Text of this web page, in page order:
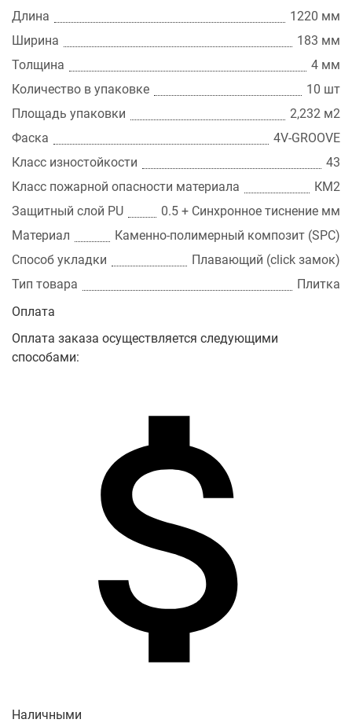
Длина
1220 мм
Ширина
183 мм
Толщина
4 мм
Количество в упаковке
10 шт
Площадь упаковки
2,232 м2
Фаска
4V-GROOVE
Класс изностойкости
43
Класс пожарной опасности материала
КМ2
Защитный слой PU
0.5 + Cинхронное тиснение мм
Материал
Каменно-полимерный композит (SPC)
Способ укладки
Плавающий (click замок)
Тип товара
Плитка
Оплата
Оплата заказа осуществляется следующими
способами:
Наличными